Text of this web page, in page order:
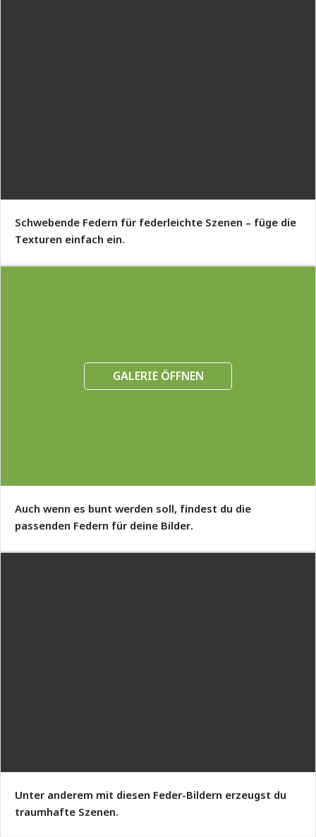
Schwebende Federn für federleichte Szenen – füge die
Texturen einfach ein.
GALERIE ÖFFNEN
Auch wenn es bunt werden soll, findest du die
passenden Federn für deine Bilder.
Unter anderem mit diesen Feder-Bildern erzeugst du
traumhafte Szenen.